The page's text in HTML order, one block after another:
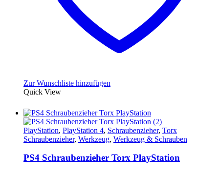
Zur Wunschliste hinzufügen
Quick View
PlayStation, PlayStation 4, Schraubenzieher, Torx
Schraubenzieher, Werkzeug, Werkzeug & Schrauben
PS4 Schraubenzieher Torx PlayStation